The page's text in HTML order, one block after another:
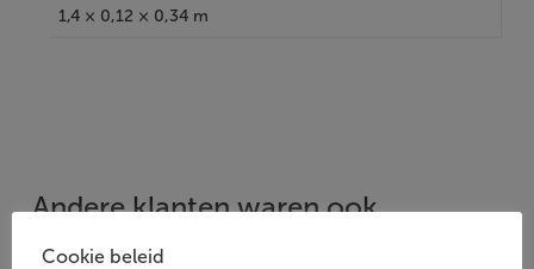
1,4 × 0,12 × 0,34 m
Andere klanten waren ook
geïnteresseerd in:
Cookie beleid